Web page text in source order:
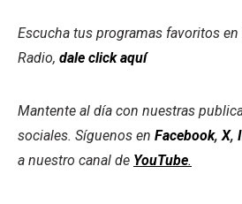
Escucha tus programas favoritos
Radio, dale click aquí
Mantente al día con nuestras
sociales. Síguenos en Facebook,X,
a nuestro canal de YouTube.